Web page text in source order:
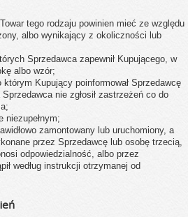
tego rodzaju powinien mieć ze względu
albo wynikający z okoliczności lub
Sprzedawca zapewnił Kupującego, w
albo wzór;
Kupujący poinformował Sprzedawcę
nie zgłosił zastrzeżeń co do
niezupełnym;
zamontowany lub uruchomiony, a
przez Sprzedawcę lub osobę trzecią,
odpowiedzialność, albo przez
według instrukcji otrzymanej od